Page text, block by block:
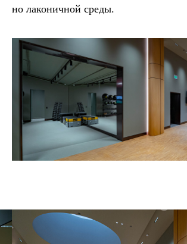
но лаконичной среды.